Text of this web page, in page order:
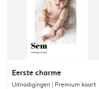
Eerste charme
Uitnodigingen | Premium kaart